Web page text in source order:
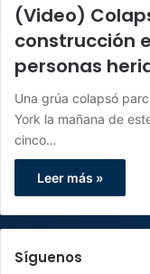
(Video)
construcción
personas
Una grúa colapsó
York la mañana de
cinco…
Leer más »
Síguenos